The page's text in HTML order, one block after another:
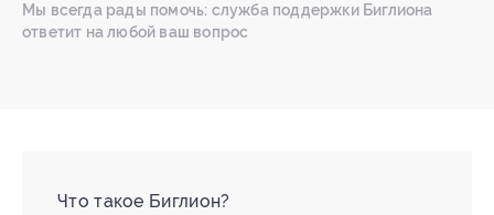
Мы всегда рады помочь: служба поддержки Биглиона
ответит на любой ваш вопрос
Что такое Биглион?